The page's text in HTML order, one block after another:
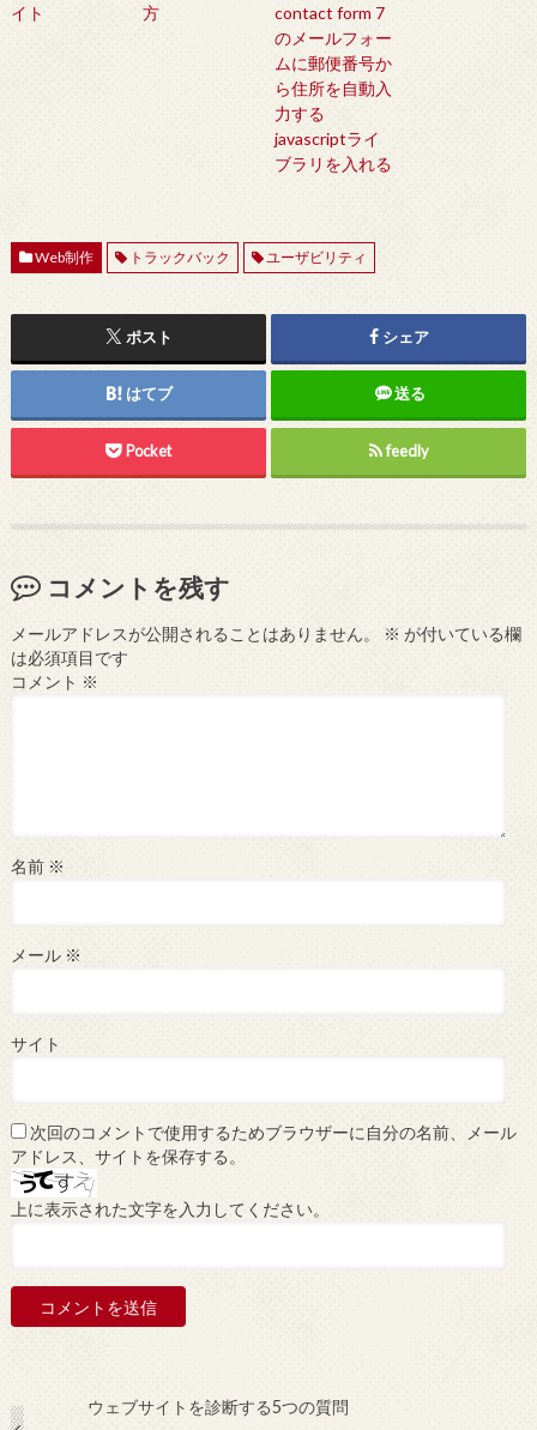
イト
方
contact form 7
のメールフォー
ムに郵便番号か
ら住所を自動入
力する
javascriptライ
ブラリを入れる
Web制作 トラックバック ユーザビリティ
ポスト シェア
はてブ 送る
Pocket feedly
コメントを残す
メールアドレスが公開されることはありません。 ※ が付いている欄
は必須項目です
コメント ※
名前 ※
メール ※
サイト
次回のコメントで使用するためブラウザーに自分の名前、メール
アドレス、サイトを保存する。
上に表示された文字を入力してください。
ウェブサイトを診断する5つの質問